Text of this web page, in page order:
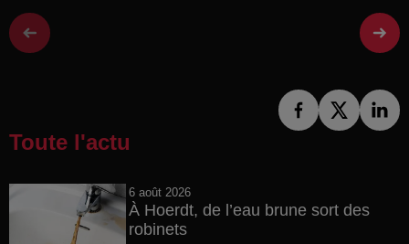
Toute l'actu
6 août 2026
À Hoerdt, de l’eau brune sort des
robinets